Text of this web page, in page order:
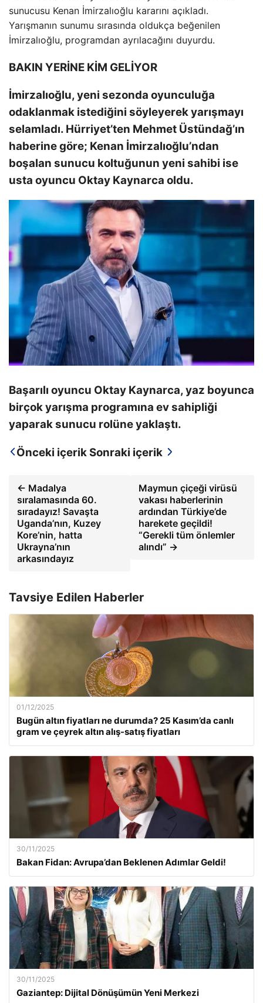
sunucusu Kenan İmirzalıoğlu kararını açıkladı.
Yarışmanın sunumu sırasında oldukça beğenilen
İmirzalıoğlu, programdan ayrılacağını duyurdu.
BAKIN YERİNE KİM GELİYOR
İmirzalıoğlu, yeni sezonda oyunculuğa
odaklanmak istediğini söyleyerek yarışmayı
selamladı. Hürriyet’ten Mehmet Üstündağ’ın
haberine göre; Kenan İmirzalıoğlu’ndan
boşalan sunucu koltuğunun yeni sahibi ise
usta oyuncu Oktay Kaynarca oldu.
Başarılı oyuncu Oktay Kaynarca, yaz boyunca
birçok yarışma programına ev sahipliği
yaparak sunucu rolüne yaklaştı.
Önceki içerik Sonraki içerik
← Madalya
sıralamasında 60.
sıradayız! Savaşta
Uganda’nın, Kuzey
Kore’nin, hatta
Ukrayna’nın
arkasındayız
Maymun çiçeği virüsü
vakası haberlerinin
ardından Türkiye’de
harekete geçildi!
“Gerekli tüm önlemler
alındı” →
Tavsiye Edilen Haberler
01/12/2025
Bugün altın fiyatları ne durumda? 25 Kasım’da canlı
gram ve çeyrek altın alış-satış fiyatları
30/11/2025
Bakan Fidan: Avrupa’dan Beklenen Adımlar Geldi!
30/11/2025
Gaziantep: Dijital Dönüşümün Yeni Merkezi